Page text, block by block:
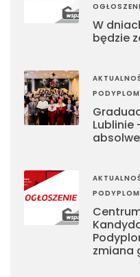
W
będzie
Lublinie
zmiana